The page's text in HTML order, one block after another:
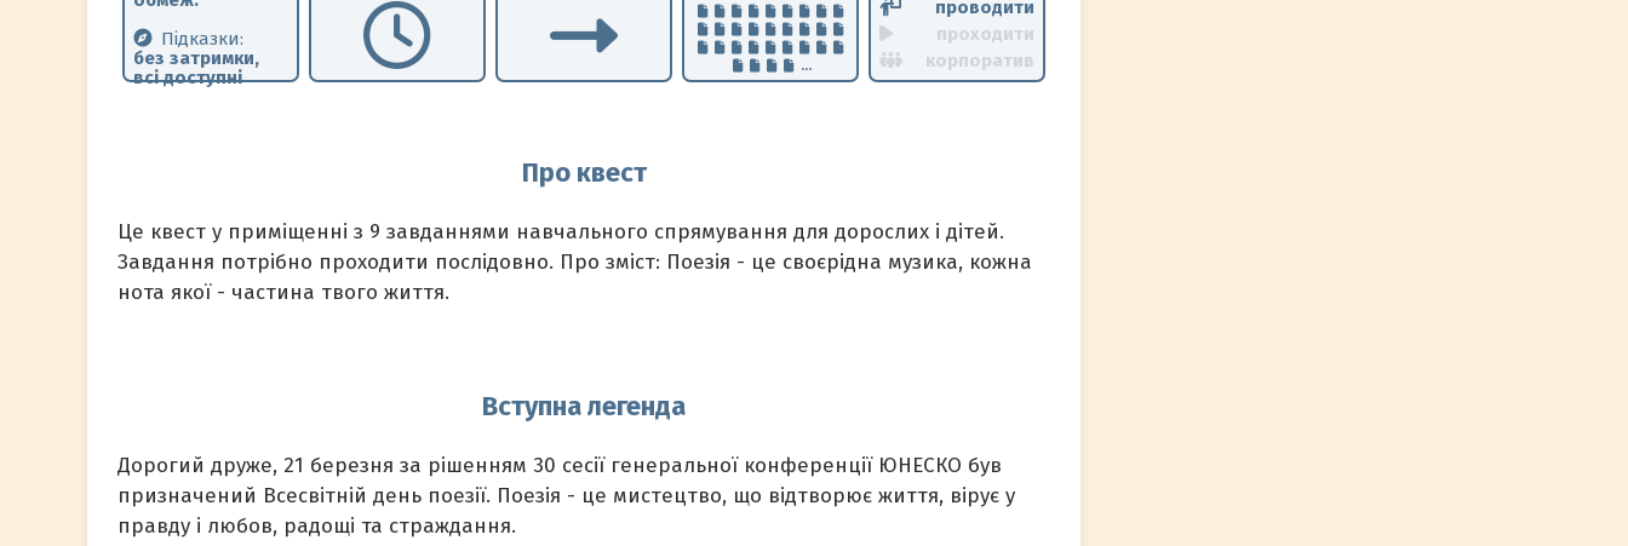
Підказки:
без затримки,
всі доступні
...
проводити
проходити
корпоратив
Про квест
Це квест у приміщенні з 9 завданнями навчального спрямування для дорослих і дітей.
Завдання потрібно проходити послідовно. Про зміст: Поезія - це своєрідна музика, кожна
нота якої - частина твого життя.
Вступна легенда
Дорогий друже, 21 березня за рішенням 30 сесії генеральної конференції ЮНЕСКО був
призначений Всесвітній день поезії. Поезія - це мистецтво, що відтворює життя, вірує у
правду і любов, радощі та страждання.